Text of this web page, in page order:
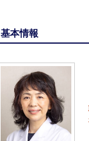
基本情報